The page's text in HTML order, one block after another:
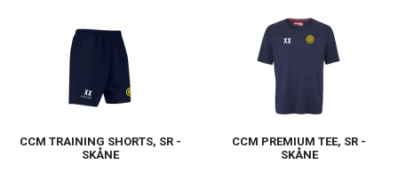
CCM TRAINING SHORTS, SR -
SKÅNE
CCM PREMIUM TEE, SR -
SKÅNE